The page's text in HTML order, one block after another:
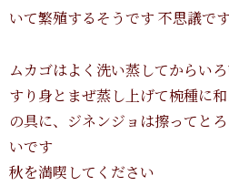
いて繁殖するそうです 不思議で
ムカゴはよく洗い蒸してからい
すり身とまぜ蒸し上げて椀種に
の具に、ジネンジョは擦ってと
いです
秋を満喫してください